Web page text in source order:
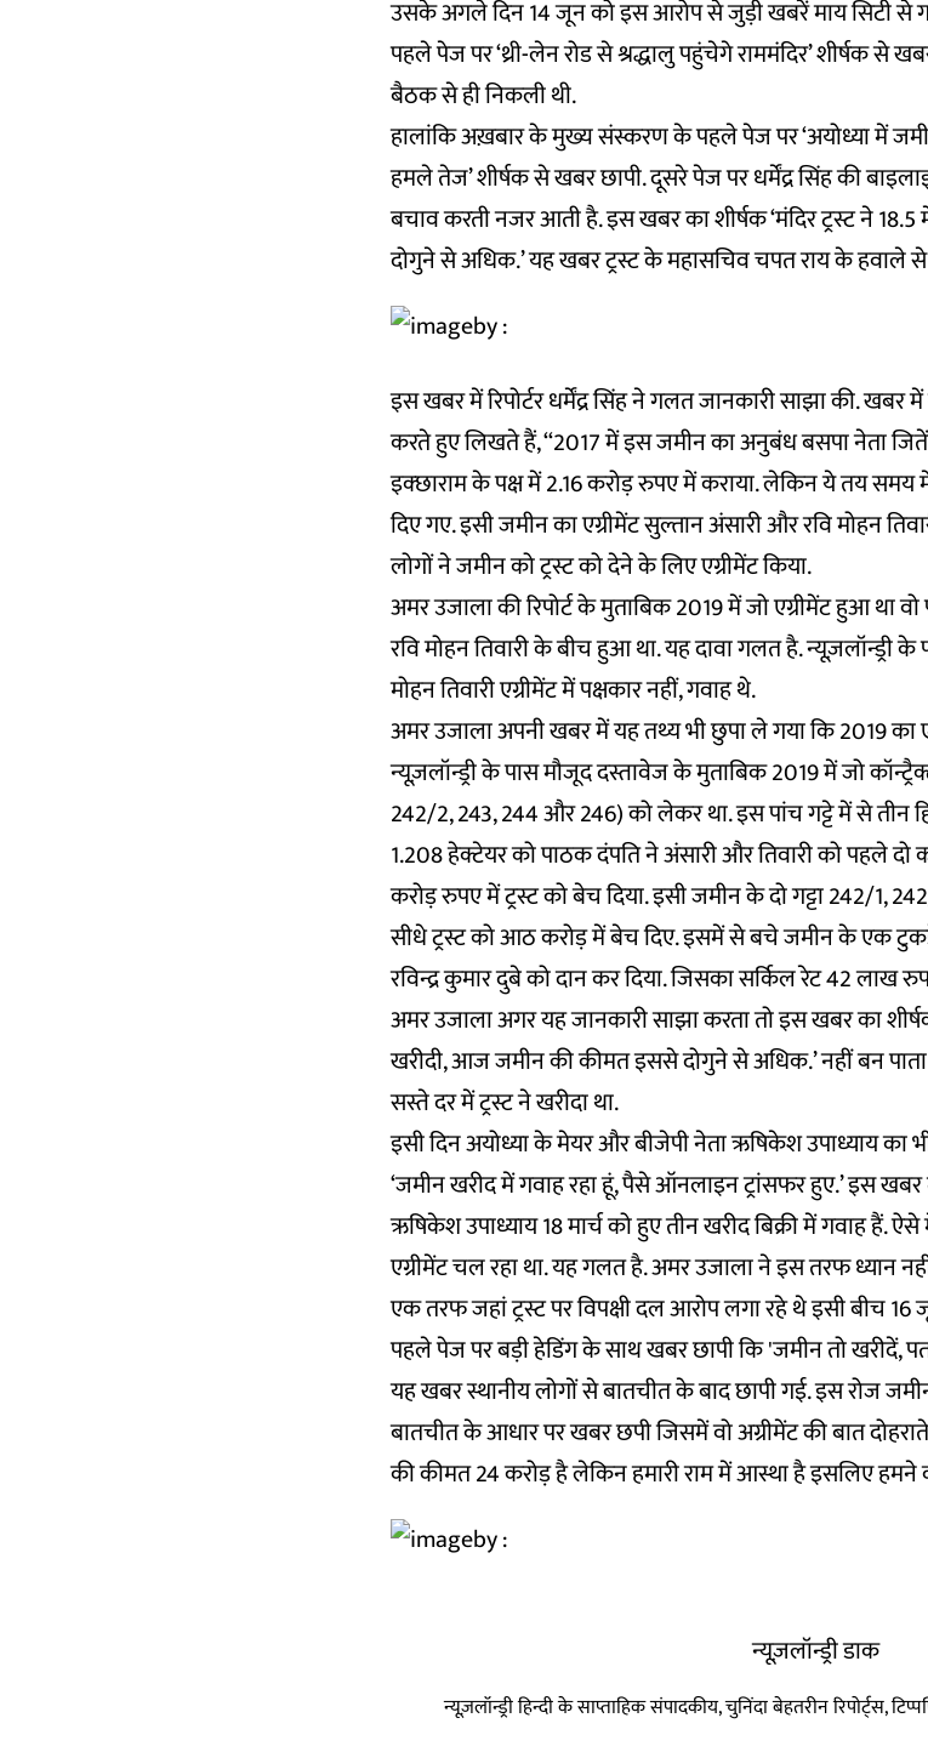
उसके अगले दिन 14 जून को इस आरोप से जुड़ी खबरें माय सिटी से
पहले पेज पर ‘थ्री-लेन रोड से श्रद्धालु पहुंचेगे राममंदिर’ शीर्षक से
बैठक से ही निकली थी.
हालांकि अख़बार के मुख्य संस्करण के पहले पेज पर ‘अयोध्या में
हमले तेज’ शीर्षक से खबर छापी. दूसरे पेज पर धर्मेंद्र सिंह की
बचाव करती नजर आती है. इस खबर का शीर्षक ‘मंदिर ट्रस्ट ने
दोगुने से अधिक.’ यह खबर ट्रस्ट के महासचिव चपत राय के हवाले
इस खबर में रिपोर्टर धर्मेंद्र सिंह ने गलत जानकारी साझा की.
करते हुए लिखते हैं, ‘‘2017 में इस जमीन का अनुबंध बसपा नेता
इक्छाराम के पक्ष में 2.16 करोड़ रुपए में कराया. लेकिन ये तय
दिए गए. इसी जमीन का एग्रीमेंट सुल्तान अंसारी और रवि मोहन
लोगों ने जमीन को ट्रस्ट को देने के लिए एग्रीमेंट किया.
अमर उजाला की रिपोर्ट के मुताबिक 2019 में जो एग्रीमेंट हुआ था
रवि मोहन तिवारी के बीच हुआ था. यह दावा गलत है. न्यूज़लॉन्ड्री
मोहन तिवारी एग्रीमेंट में पक्षकार नहीं, गवाह थे.
अमर उजाला अपनी खबर में यह तथ्य भी छुपा ले गया कि 2019 का
न्यूज़लॉन्ड्री के पास मौजूद दस्तावेज के मुताबिक 2019 में जो
242/2, 243, 244 और 246) को लेकर था. इस पांच गट्टे में से
1.208 हेक्टेयर को पाठक दंपति ने अंसारी और तिवारी को पहले दो
करोड़ रुपए में ट्रस्ट को बेच दिया. इसी जमीन के दो गट्टा 242/1,
सीधे ट्रस्ट को आठ करोड़ में बेच दिए. इसमें से बचे जमीन के एक
रविन्द्र कुमार दुबे को दान कर दिया. जिसका सर्किल रेट 42 लाख
अमर उजाला अगर यह जानकारी साझा करता तो इस खबर का
खरीदी, आज जमीन की कीमत इससे दोगुने से अधिक.’ नहीं बन
सस्ते दर में ट्रस्ट ने खरीदा था.
इसी दिन अयोध्या के मेयर और बीजेपी नेता ऋषिकेश उपाध्याय का
‘जमीन खरीद में गवाह रहा हूं, पैसे ऑनलाइन ट्रांसफर हुए.’ इस खबर
ऋषिकेश उपाध्याय 18 मार्च को हुए तीन खरीद बिक्री में गवाह हैं.
एग्रीमेंट चल रहा था. यह गलत है. अमर उजाला ने इस तरफ ध्यान
एक तरफ जहां ट्रस्ट पर विपक्षी दल आरोप लगा रहे थे इसी बीच
पहले पेज पर बड़ी हेडिंग के साथ खबर छापी कि 'जमीन तो खरीदें,
यह खबर स्थानीय लोगों से बातचीत के बाद छापी गई. इस रोज
बातचीत के आधार पर खबर छपी जिसमें वो अग्रीमेंट की बात
की कीमत 24 करोड़ है लेकिन हमारी राम में आस्था है इसलिए हमने
न्यूज़लॉन्ड्री डाक
न्यूज़लॉन्ड्री हिन्दी के साप्ताहिक संपादकीय, चुनिंदा बेहतरीन रिपोर्ट्स,